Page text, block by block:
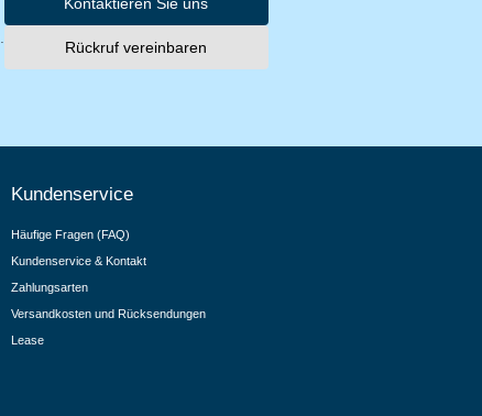
Rückruf vereinbaren
Kundenservice
Häufige Fragen (FAQ)
Kundenservice & Kontakt
Zahlungsarten
Versandkosten und Rücksendungen
Lease